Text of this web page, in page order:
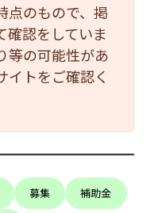
点のもので、掲
確認をしていま
等の可能性があ
イトをご確認く
募集 補助金